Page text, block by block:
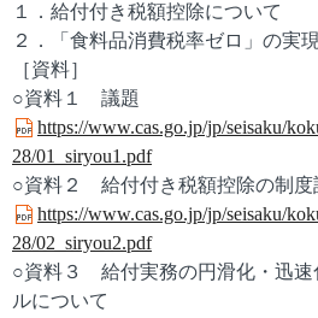
１．給付付き税額控除について
２．「食料品消費税率ゼロ」の実
［資料］
○資料１ 議題
https://www.cas.go.jp/jp/seisaku/
28/01_siryou1.pdf
○資料２ 給付付き税額控除の制
https://www.cas.go.jp/jp/seisaku/
28/02_siryou2.pdf
○資料３ 給付実務の円滑化・迅速
ルについて